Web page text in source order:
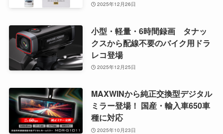
2025年12月26日
小型・軽量・6時間録画 タナッ
クスから配線不要のバイク用ドラ
レコ登場
2025年12月25日
MAXWINから純正交換型デジタル
ミラー登場！ 国産・輸入車650車
種に対応
2025年10月23日